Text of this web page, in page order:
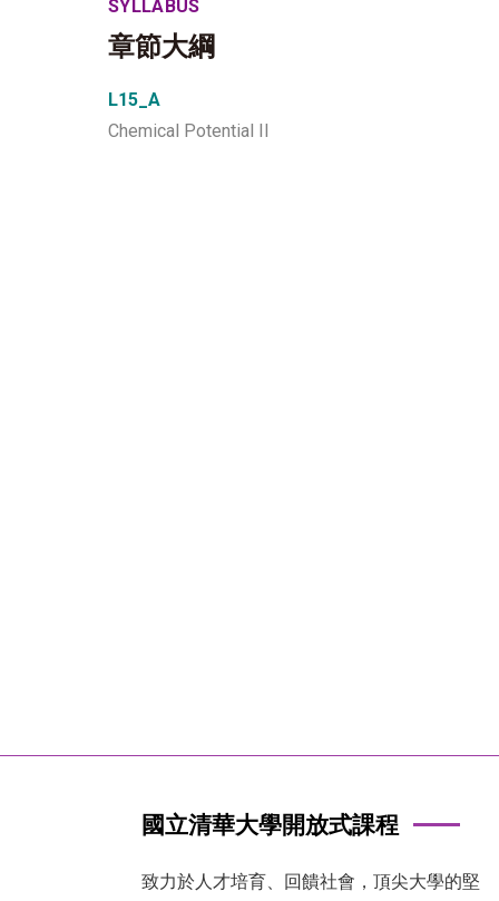
SYLLABUS
章節大綱
L15_A
Chemical Potential II
國立清華大學開放式課程
致力於人才培育、回饋社會，頂尖大學的堅